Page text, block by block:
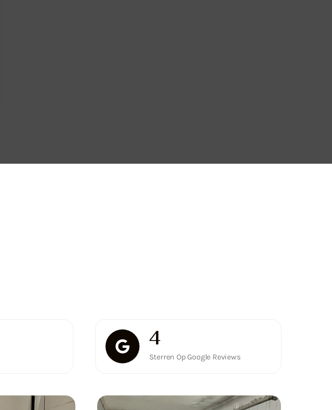
5
Sterren Op Google Reviews